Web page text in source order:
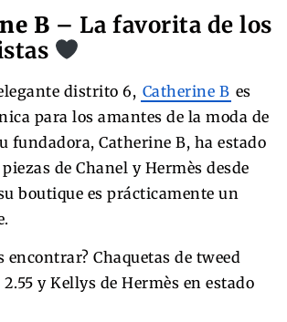
B – La favorita de los
distrito 6, Catherine B es
para los amantes de la moda de
fundadora, Catherine B, ha estado
de Chanel y Hermès desde
boutique es prácticamente un
encontrar? Chaquetas de tweed
y Kellys de Hermès en estado